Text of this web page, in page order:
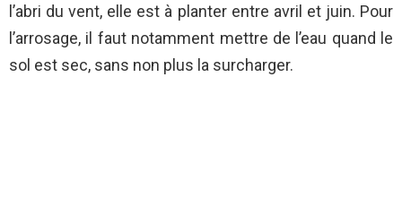
l’abri du vent, elle est à planter entre avril et juin. Pour
l’arrosage, il faut notamment mettre de l’eau quand le
sol est sec, sans non plus la surcharger.